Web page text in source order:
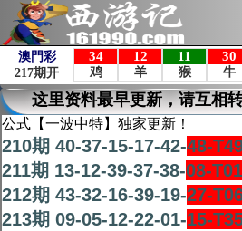
这里资料最早更新，请互相
公式【一波中特】独家更新！
210期 40-37-15-17-42-48-
211期 13-12-39-37-38-08-T01
212期 43-32-16-39-19-27-
213期 09-05-12-22-01-15-